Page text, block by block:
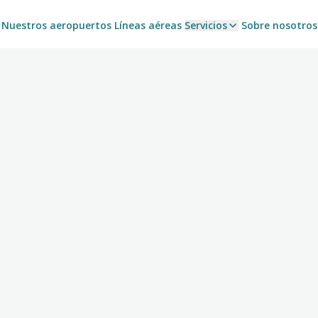
Nuestros aeropuertos Líneas aéreas Servicios Sobre nosotros